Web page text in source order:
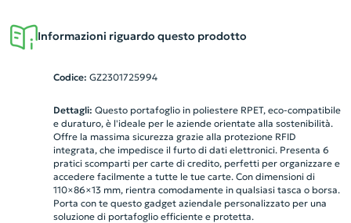
Informazioni riguardo questo prodotto
Codice: GZ2301725994
Dettagli: Questo portafoglio in poliestere RPET, eco-compatibile
e duraturo, è l'ideale per le aziende orientate alla sostenibilità.
Offre la massima sicurezza grazie alla protezione RFID
integrata, che impedisce il furto di dati elettronici. Presenta 6
pratici scomparti per carte di credito, perfetti per organizzare e
accedere facilmente a tutte le tue carte. Con dimensioni di
110×86×13 mm, rientra comodamente in qualsiasi tasca o borsa.
Porta con te questo gadget aziendale personalizzato per una
soluzione di portafoglio efficiente e protetta.